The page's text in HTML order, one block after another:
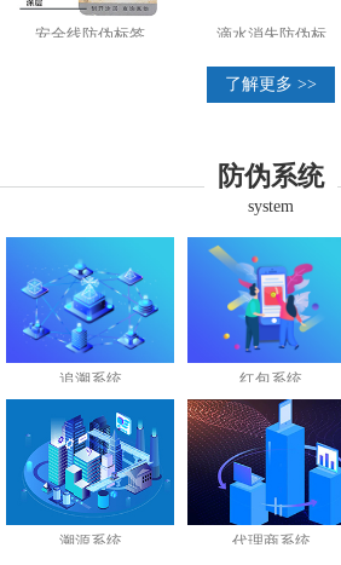
安全线防伪标签 滴水消失防伪标
了解更多 >>
防伪系统
system
追溯系统 红包系统
溯源系统 代理商系统